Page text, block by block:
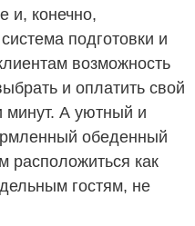
и, конечно,
подготовки и
возможность
и оплатить свой
минут. А уютный и
обеденный
расположиться как
гостям, не